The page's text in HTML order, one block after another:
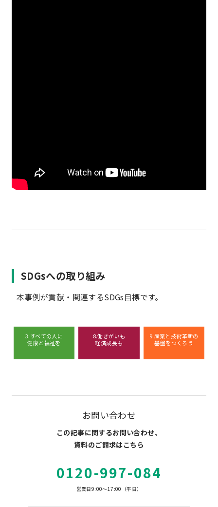
SDGsへの取り組み
本事例が貢献・関連するSDGs目標です。
3.すべての人に
健康と福祉を
8.働きがいも
経済成長も
9.産業と技術革新の
基盤をつくろう
お問い合わせ
この記事に関するお問い合わせ、
資料のご請求はこちら
0120-997-084
営業日9:00～17:00（平日）